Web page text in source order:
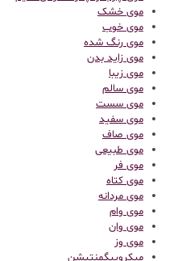
موی خشک
موی خوب
موی رنگ شده
موی زاید بدن
موی زیبا
موی سالم
موی سست
موی سفید
موی صاف
موی طبیعی
موی فر
موی کتاه
موی مردانه
موی وام
موی وان
موی وز
میکروپیگمنتیشن